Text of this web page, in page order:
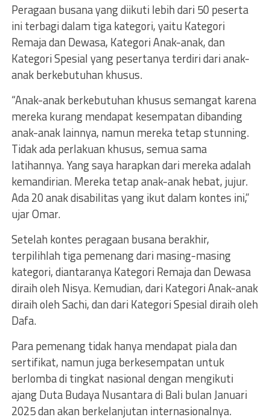
Peragaan busana yang diikuti lebih dari 50 peserta
ini terbagi dalam tiga kategori, yaitu Kategori
Remaja dan Dewasa, Kategori Anak-anak, dan
Kategori Spesial yang pesertanya terdiri dari anak-
anak berkebutuhan khusus.
“Anak-anak berkebutuhan khusus semangat karena
mereka kurang mendapat kesempatan dibanding
anak-anak lainnya, namun mereka tetap stunning.
Tidak ada perlakuan khusus, semua sama
latihannya. Yang saya harapkan dari mereka adalah
kemandirian. Mereka tetap anak-anak hebat, jujur.
Ada 20 anak disabilitas yang ikut dalam kontes ini,”
ujar Omar.
Setelah kontes peragaan busana berakhir,
terpilihlah tiga pemenang dari masing-masing
kategori, diantaranya Kategori Remaja dan Dewasa
diraih oleh Nisya. Kemudian, dari Kategori Anak-anak
diraih oleh Sachi, dan dari Kategori Spesial diraih oleh
Dafa.
Para pemenang tidak hanya mendapat piala dan
sertifikat, namun juga berkesempatan untuk
berlomba di tingkat nasional dengan mengikuti
ajang Duta Budaya Nusantara di Bali bulan Januari
2025 dan akan berkelanjutan internasionalnya.